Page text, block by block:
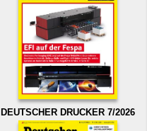
DEUTSCHER DRUCKER 7/2026